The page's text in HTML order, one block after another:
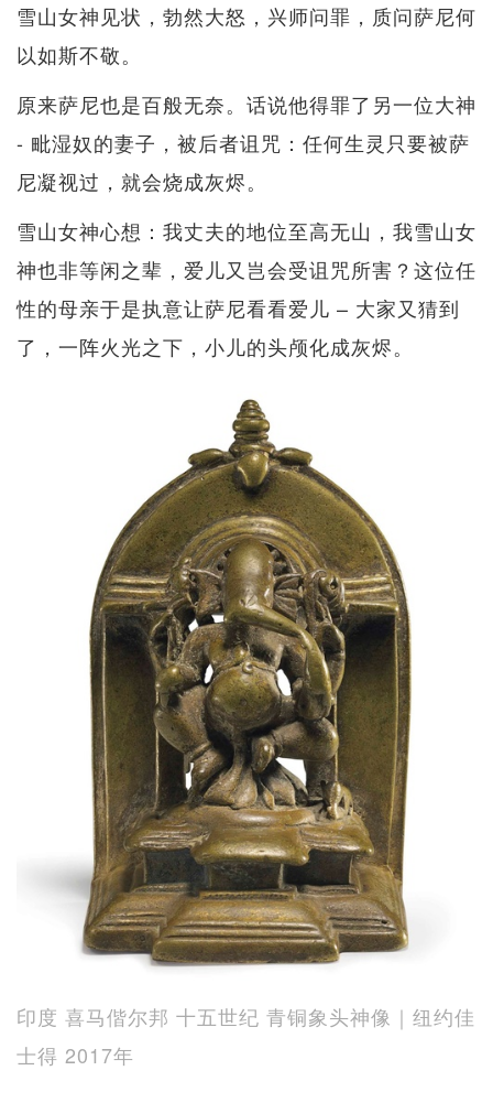
雪山女神见状，勃然大怒，兴师问罪，质问萨尼何
以如斯不敬。
原来萨尼也是百般无奈。话说他得罪了另一位大神
- 毗湿奴的妻子，被后者诅咒：任何生灵只要被萨
尼凝视过，就会烧成灰烬。
雪山女神心想：我丈夫的地位至高无山，我雪山女
神也非等闲之辈，爱儿又岂会受诅咒所害？这位任
性的母亲于是执意让萨尼看看爱儿 – 大家又猜到
了，一阵火光之下，小儿的头颅化成灰烬。
印度 喜马偕尔邦 十五世纪 青铜象头神像｜纽约佳
士得 2017年